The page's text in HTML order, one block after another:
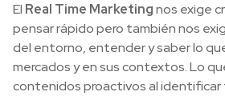
El Real Time Marketingnos exige
pensar rápido pero también nos
del entorno, entender y saber lo
mercados y en sus contextos. Lo
contenidos proactivos al identificar